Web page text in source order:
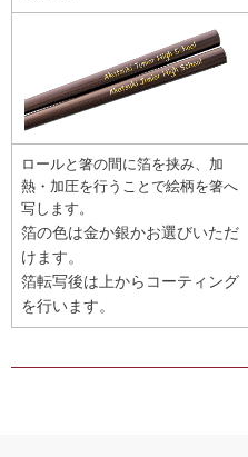
ロールと箸の間に箔を挟み、加
熱・加圧を行うことで絵柄を箸へ
写します。
箔の色は金か銀かお選びいただ
けます。
箔転写後は上からコーティング
を行います。